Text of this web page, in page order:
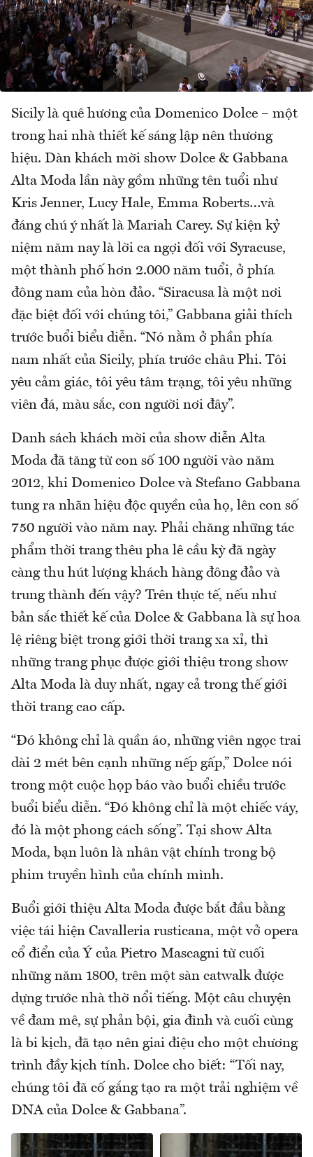
Sicily là quê hương của Domenico Dolce – một
trong hai nhà thiết kế sáng lập nên thương
hiệu. Dàn khách mời show Dolce & Gabbana
Alta Moda lần này gồm những tên tuổi như
Kris Jenner, Lucy Hale, Emma Roberts…và
đáng chú ý nhất là Mariah Carey. Sự kiện kỷ
niệm năm nay là lời ca ngợi đối với Syracuse,
một thành phố hơn 2.000 năm tuổi, ở phía
đông nam của hòn đảo. “Siracusa là một nơi
đặc biệt đối với chúng tôi,” Gabbana giải thích
trước buổi biểu diễn. “Nó nằm ở phần phía
nam nhất của Sicily, phía trước châu Phi. Tôi
yêu cảm giác, tôi yêu tâm trạng, tôi yêu những
viên đá, màu sắc, con người nơi đây”.
Danh sách khách mời của show diễn Alta
Moda đã tăng từ con số 100 người vào năm
2012, khi Domenico Dolce và Stefano Gabbana
tung ra nhãn hiệu độc quyền của họ, lên con số
750 người vào năm nay. Phải chăng những tác
phẩm thời trang thêu pha lê cầu kỳ đã ngày
càng thu hút lượng khách hàng đông đảo và
trung thành đến vậy? Trên thực tế, nếu như
bản sắc thiết kế của Dolce & Gabbana là sự hoa
lệ riêng biệt trong giới thời trang xa xỉ, thì
những trang phục được giới thiệu trong show
Alta Moda là duy nhất, ngay cả trong thế giới
thời trang cao cấp.
“Đó không chỉ là quần áo, những viên ngọc trai
dài 2 mét bên cạnh những nếp gấp,” Dolce nói
trong một cuộc họp báo vào buổi chiều trước
buổi biểu diễn. “Đó không chỉ là một chiếc váy,
đó là một phong cách sống”. Tại show Alta
Moda, bạn luôn là nhân vật chính trong bộ
phim truyền hình của chính mình.
Buổi giới thiệu Alta Moda được bắt đầu bằng
việc tái hiện Cavalleria rusticana, một vở opera
cổ điển của Ý của Pietro Mascagni từ cuối
những năm 1800, trên một sàn catwalk được
dựng trước nhà thờ nổi tiếng. Một câu chuyện
về đam mê, sự phản bội, gia đình và cuối cùng
là bi kịch, đã tạo nên giai điệu cho một chương
trình đầy kịch tính. Dolce cho biết: “Tối nay,
chúng tôi đã cố gắng tạo ra một trải nghiệm về
DNA của Dolce & Gabbana”.